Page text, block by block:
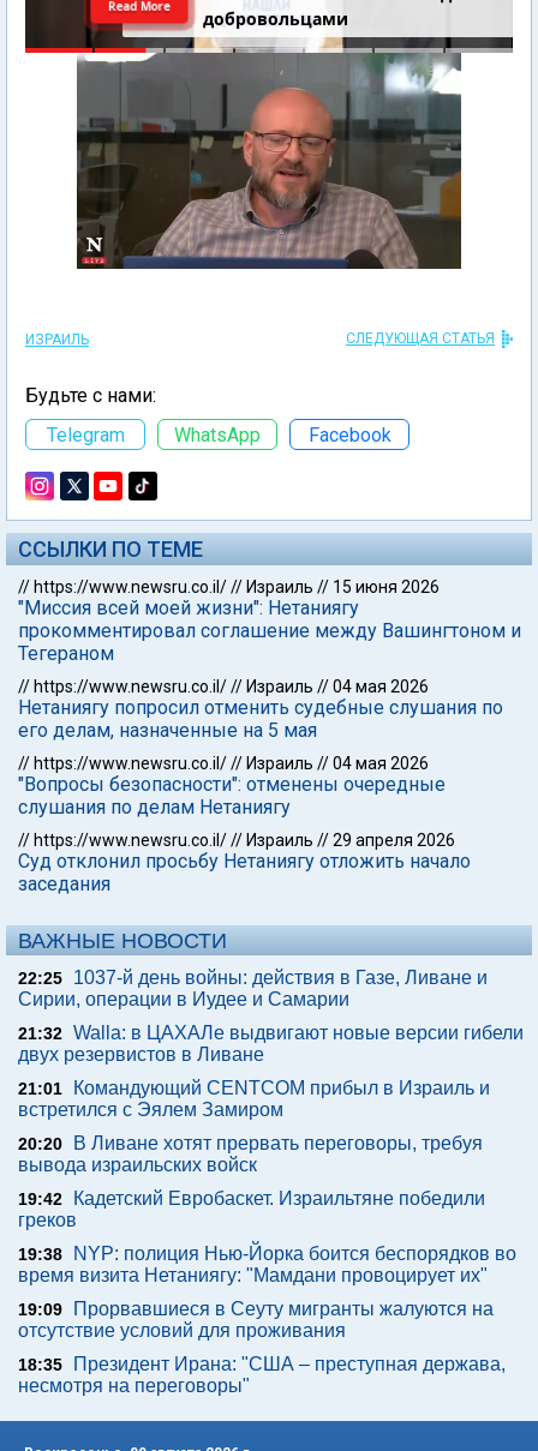
добровольцами
Read More
ИЗРАИЛЬ СЛЕДУЮЩАЯ СТАТЬЯ
Будьте с нами:
Telegram
WhatsApp Facebook
ССЫЛКИ ПО ТЕМЕ
// https://www.newsru.co.il/// Израиль // 15 июня 2026
"Миссия всей моей жизни": Нетаниягу
прокомментировал соглашение между Вашингтоном и
Тегераном
// https://www.newsru.co.il/// Израиль //04 мая 2026
Нетаниягу попросил отменить судебные слушания по
его делам, назначенные на 5 мая
// https://www.newsru.co.il/// Израиль //04 мая 2026
"Вопросы безопасности": отменены очередные
слушания по делам Нетаниягу
// https://www.newsru.co.il/// Израиль //29 апреля 2026
Суд отклонил просьбу Нетаниягу отложить начало
заседания
ВАЖНЫЕ НОВОСТИ
22:25
1037-й день войны: действия в Газе, Ливане и
Сирии, операции в Иудее и Самарии
21:32 Walla: в ЦАХАЛе выдвигают новые версии гибели
двух резервистов в Ливане
21:01
Командующий CENTCOM прибыл в Израиль и
встретился с Эялем Замиром
20:20
В Ливане хотят прервать переговоры, требуя
вывода израильских войск
19:42
Кадетский Евробаскет. Израильтяне победили
греков
19:38
NYP: полиция Нью-Йорка боится беспорядков во
время визита Нетаниягу: "Мамдани провоцирует их"
19:09
Прорвавшиеся в Сеуту мигранты жалуются на
отсутствие условий для проживания
18:35
Президент Ирана: "США – преступная держава,
несмотря на переговоры"